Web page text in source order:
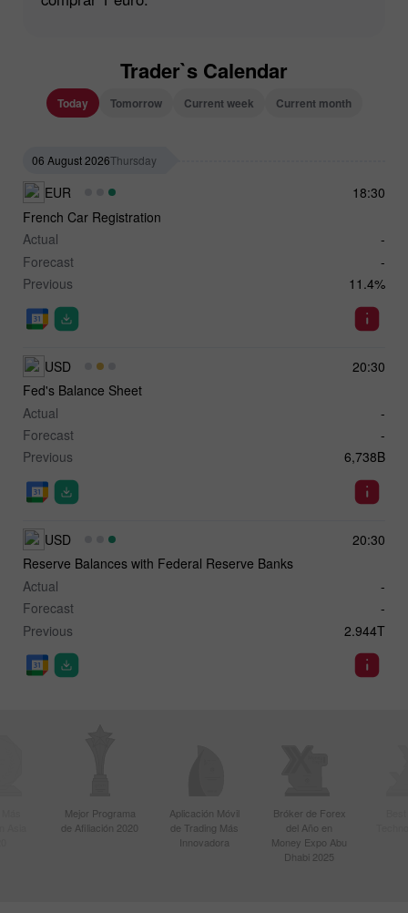
Trader`s Calendar
Today Tomorrow Current week Current month
06 August 2026Thursday
18:30
EUR
French Car Registration
Actual
-
Forecast
-
Previous
11.4%
20:30
USD
Fed's Balance Sheet
Actual
-
Forecast
-
Previous
6,738B
20:30
USD
Reserve Balances with Federal Reserve Banks
Actual
-
Forecast
-
Previous
2.944T
Mejor Programa
de Afiliación 2020
Aplicación Móvil
de Trading Más
Innovadora
Bróker de Forex
del Año en
Money Expo Abu
Dhabi 2025